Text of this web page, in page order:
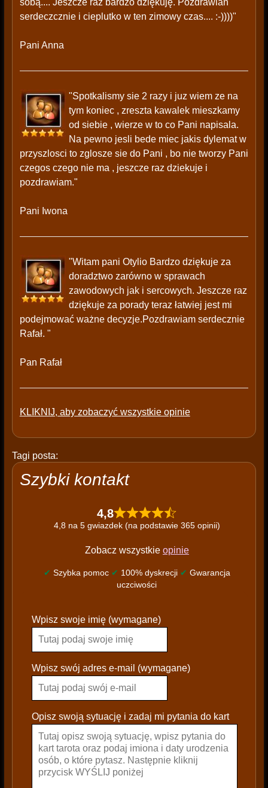
sobą.... Jeszcze raz bardzo dziękuję. Pozdrawian
serdeczcznie i cieplutko w ten zimowy czas.... :-))))"
Pani Anna
"Spotkalismy sie 2 razy i juz wiem ze na
tym koniec , zreszta kawalek mieszkamy
od siebie , wierze w to co Pani napisala.
Na pewno jesli bede miec jakis dylemat w
przyszlosci to zglosze sie do Pani , bo nie tworzy Pani
czegos czego nie ma , jeszcze raz dziekuje i
pozdrawiam."
Pani Iwona
"Witam pani Otylio Bardzo dziękuje za
doradztwo zarówno w sprawach
zawodowych jak i sercowych. Jeszcze raz
dziękuje za porady teraz łatwiej jest mi
podejmować ważne decyzje.Pozdrawiam serdecznie
Rafał. "
Pan Rafał
KLIKNIJ, aby zobaczyć wszystkie opinie
Tagi posta:
Szybki kontakt
4,8
4,8 na 5 gwiazdek (na podstawie 365 opinii)
Zobacz wszystkie opinie
✔ Szybka pomoc ✔ 100% dyskrecji ✔ Gwarancja
uczciwości
l
a
s
e
a
Wpisz swoje imię (wymagane)
Wpisz swój adres e-mail (wymagane)
Opisz swoją sytuację i zadaj mi pytania do kart